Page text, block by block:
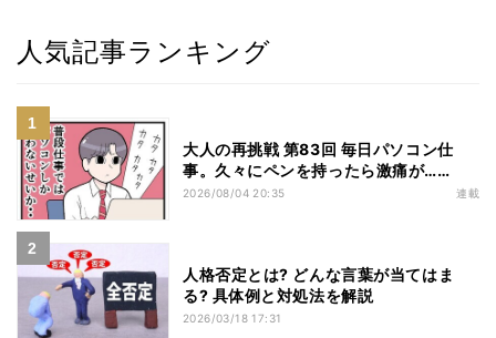
人気記事ランキング
大人の再挑戦 第83回 毎日パソコン仕
事。久々にペンを持ったら激痛が……
2026/08/04 20:35 連載
人格否定とは? どんな言葉が当てはま
る? 具体例と対処法を解説
2026/03/18 17:31